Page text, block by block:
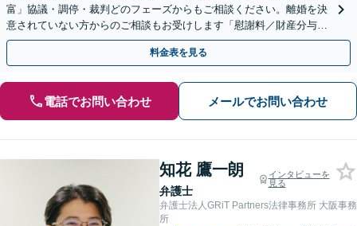
富」協議・調停・裁判どのフェーズからもご相談ください。離婚を決
意されていない方からのご相談もお受けします「慰謝料／財産分与／
養育費・面会交流／婚姻費用ほか」【休日・夜間相談可】
料金表を見る
電話でお問い合わせ メールでお問い合わせ
知花 鷹一朗
弁護士
インタビューを
見る
弁護士法人GRiT Partners法律事務所 大阪事務
所